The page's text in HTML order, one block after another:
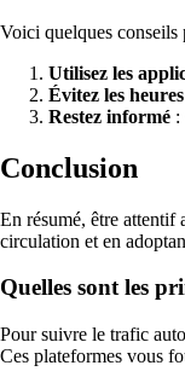
Voici quelques conseils
Utilisez les
Évitez les
Restez informé :
Conclusion
En résumé, être attentif
circulation et en
Quelles sont les
Pour suivre le trafic
Ces plateformes vous